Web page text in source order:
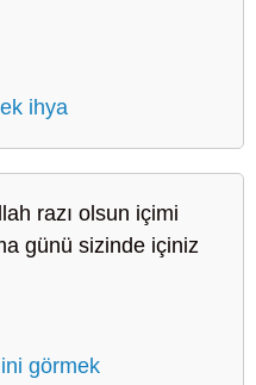
ihya
razı olsun içimi
günü sizinde içiniz
görmek